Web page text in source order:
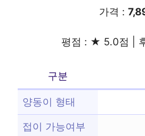
가격 :
평점 : ★ 5.0점 |
구분
양동이 형태
접이 가능여부